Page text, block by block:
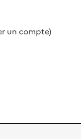
un compte)